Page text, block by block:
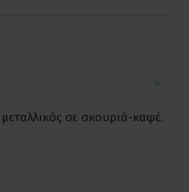
σε σκουριά-καφέ.